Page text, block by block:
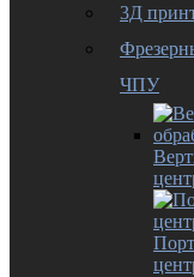
3Д
ЧПУ